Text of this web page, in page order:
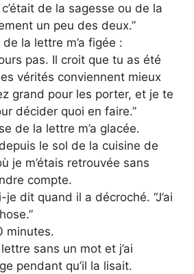
de la sagesse ou de la
un peu des deux.”
la lettre m’a figée :
pas. Il croit que tu as été
vérités conviennent mieux
grand pour les porter, et je te
décider quoi en faire.”
de la lettre m’a glacée.
le sol de la cuisine de
je m’étais retrouvée sans
compte.
je dit quand il a décroché. “J’ai
minutes.
sans un mot et j’ai
pendant qu’il la lisait.